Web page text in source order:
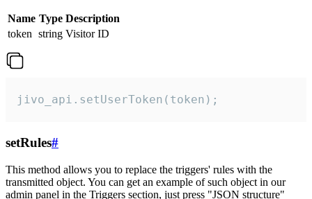
Name Type Description
token string Visitor ID
jivo_api.setUserToken(token);
setRules#
This method allows you to replace the triggers' rules with the
transmitted object. You can get an example of such object in our
admin panel in the Triggers section, just press "JSON structure"